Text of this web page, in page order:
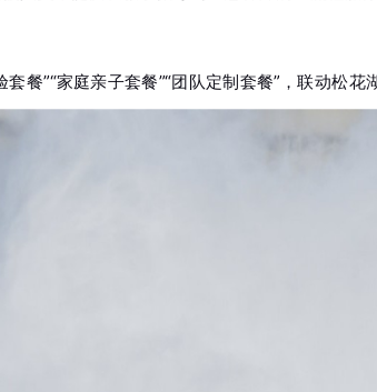
餐”“家庭亲子套餐”“团队定制套餐”，联动松